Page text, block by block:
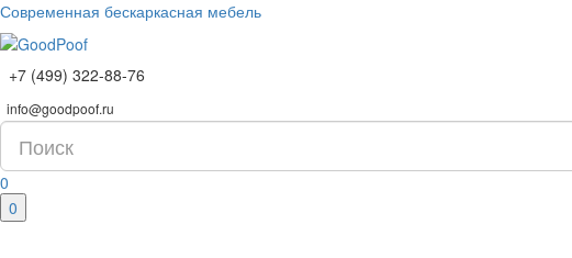
Современная бескаркасная мебель
+7 (499) 322-88-76
info@goodpoof.ru
0
0